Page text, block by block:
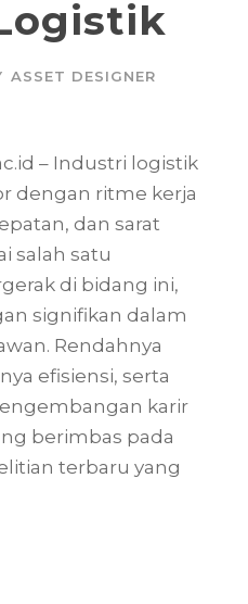
ASSET DESIGNER
– Industri logistik
dengan ritme kerja
dan sarat
salah satu
di bidang ini,
signifikan dalam
Rendahnya
efisiensi, serta
karir
berimbas pada
terbaru yang